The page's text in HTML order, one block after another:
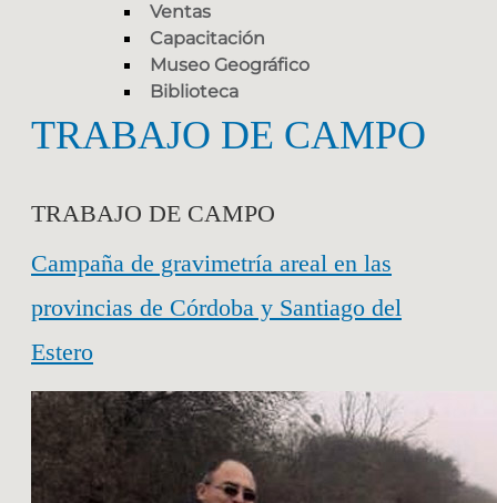
Ventas
Capacitación
Museo Geográfico
Biblioteca
TRABAJO DE CAMPO
TRABAJO DE CAMPO
Campaña de gravimetría areal en las
provincias de Córdoba y Santiago del
Estero